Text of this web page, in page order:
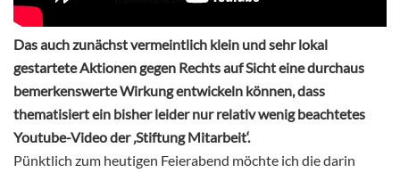
Das auch zunächst vermeintlich klein und sehr lokal
gestartete Aktionen gegen Rechts auf Sicht eine durchaus
bemerkenswerte Wirkung entwickeln können, dass
thematisiert ein bisher leider nur relativ wenig beachtetes
Youtube-Video der ‚Stiftung Mitarbeit‘.
Pünktlich zum heutigen Feierabend möchte ich die darin